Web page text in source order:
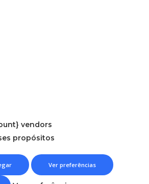
vendors
propósitos
Ver preferências